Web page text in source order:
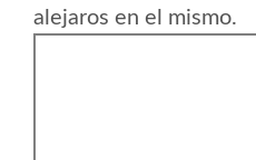
alejaros en el mismo.